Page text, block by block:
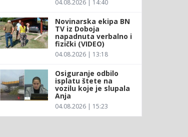
04.08.2026 | 14:40
Novinarska ekipa BN
TV iz Doboja
napadnuta verbalno i
fizički (VIDEO)
04.08.2026 | 13:18
Osiguranje odbilo
isplatu štete na
vozilu koje je slupala
Anja
04.08.2026 | 15:23